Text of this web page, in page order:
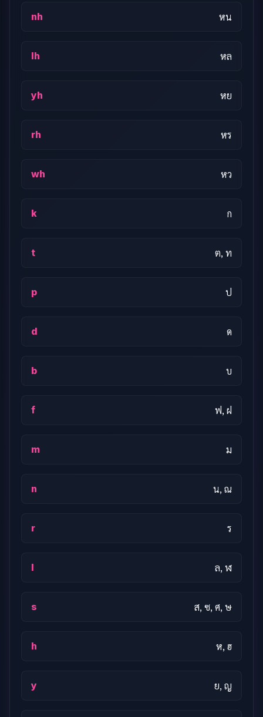
nh หน
lh หล
yh หย
rh หร
wh หว
k ก
t ต, ท
p ป
d ด
b บ
f ฟ, ฝ
m ม
n น, ณ
r ร
l ล, ฬ
s ส, ซ, ศ, ษ
h ห, ฮ
y ย, ญ